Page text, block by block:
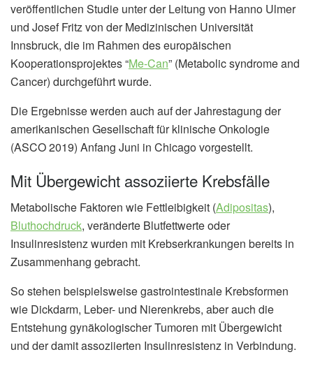
veröffentlichen Studie unter der Leitung von Hanno Ulmer
und Josef Fritz von der Medizinischen Universität
Innsbruck, die im Rahmen des europäischen
Kooperationsprojektes “Me-Can” (Metabolic syndrome and
Cancer) durchgeführt wurde.
Die Ergebnisse werden auch auf der Jahrestagung der
amerikanischen Gesellschaft für klinische Onkologie
(ASCO 2019) Anfang Juni in Chicago vorgestellt.
Mit Übergewicht assoziierte Krebsfälle
Metabolische Faktoren wie Fettleibigkeit (Adipositas),
Bluthochdruck, veränderte Blutfettwerte oder
Insulinresistenz wurden mit Krebserkrankungen bereits in
Zusammenhang gebracht.
So stehen beispielsweise gastrointestinale Krebsformen
wie Dickdarm, Leber- und Nierenkrebs, aber auch die
Entstehung gynäkologischer Tumoren mit Übergewicht
und der damit assoziierten Insulinresistenz in Verbindung.